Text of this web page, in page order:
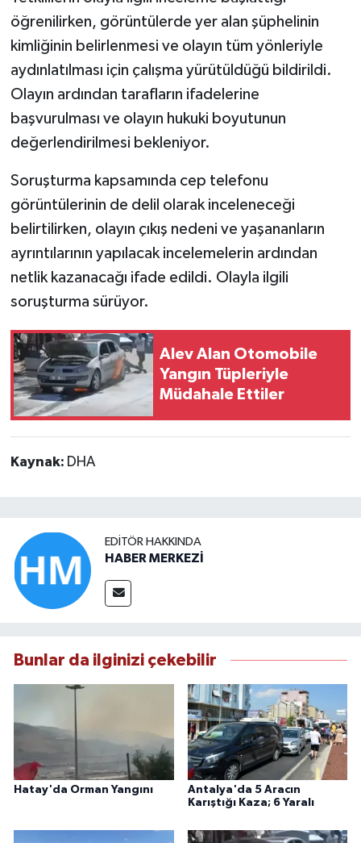
öğrenilirken, görüntülerde yer alan şüphelinin
kimliğinin belirlenmesi ve olayın tüm yönleriyle
aydınlatılması için çalışma yürütüldüğü bildirildi.
Olayın ardından tarafların ifadelerine
başvurulması ve olayın hukuki boyutunun
değerlendirilmesi bekleniyor.
Soruşturma kapsamında cep telefonu
görüntülerinin de delil olarak inceleneceği
belirtilirken, olayın çıkış nedeni ve yaşananların
ayrıntılarının yapılacak incelemelerin ardından
netlik kazanacağı ifade edildi. Olayla ilgili
soruşturma sürüyor.
Alev Alan Otomobile
Yangın Tüpleriyle
Müdahale Ettiler
Kaynak: DHA
EDITÖR HAKKINDA
HABER MERKEZİ
Bunlar da ilginizi çekebilir
Hatay'da Orman Yangını
Antalya'da 5 Aracın
Karıştığı Kaza; 6 Yaralı